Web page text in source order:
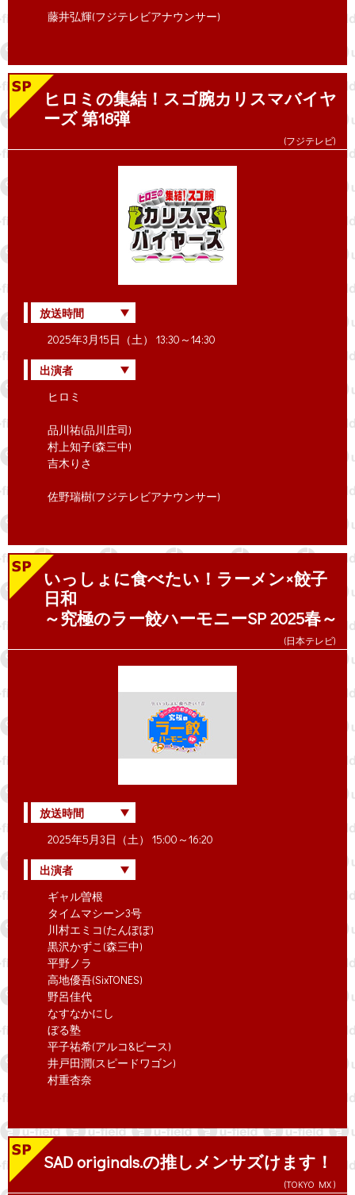
藤井弘輝(フジテレビアナウンサー)
ヒロミの集結！スゴ腕カリスマバイヤ
ーズ 第18弾
(フジテレビ)
放送時間
2025年3月15日（土） 13:30～14:30
出演者
ヒロミ
品川祐(品川庄司)
村上知子(森三中)
吉木りさ
佐野瑞樹(フジテレビアナウンサー)
いっしょに食べたい！ラーメン×餃子
日和
～究極のラー餃ハーモニーSP 2025春～
(日本テレビ)
放送時間
2025年5月3日（土） 15:00～16:20
出演者
ギャル曽根
タイムマシーン3号
川村エミコ(たんぽぽ)
黒沢かずこ(森三中)
平野ノラ
高地優吾(SixTONES)
野呂佳代
なすなかにし
ぼる塾
平子祐希(アルコ&ピース)
井戸田潤(スピードワゴン)
村重杏奈
SAD originals.の推しメンサズけます！
(TOKYO MX )